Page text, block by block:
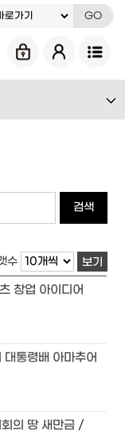
GO
검색
수 보기
창업 아이디어
통령배 아마추어
의 땅 새만금 /